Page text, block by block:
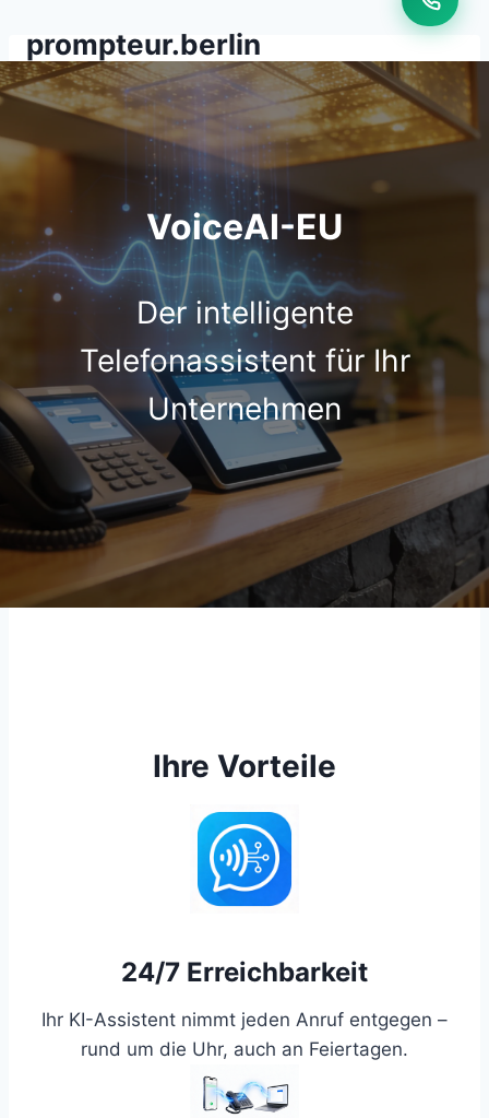
Inhalt
springen
prompteur.berlin
VoiceAI-EU
Der intelligente
Telefonassistent für Ihr
Unternehmen
Ihre Vorteile
24/7 Erreichbarkeit
Ihr KI-Assistent nimmt jeden Anruf entgegen –
rund um die Uhr, auch an Feiertagen.